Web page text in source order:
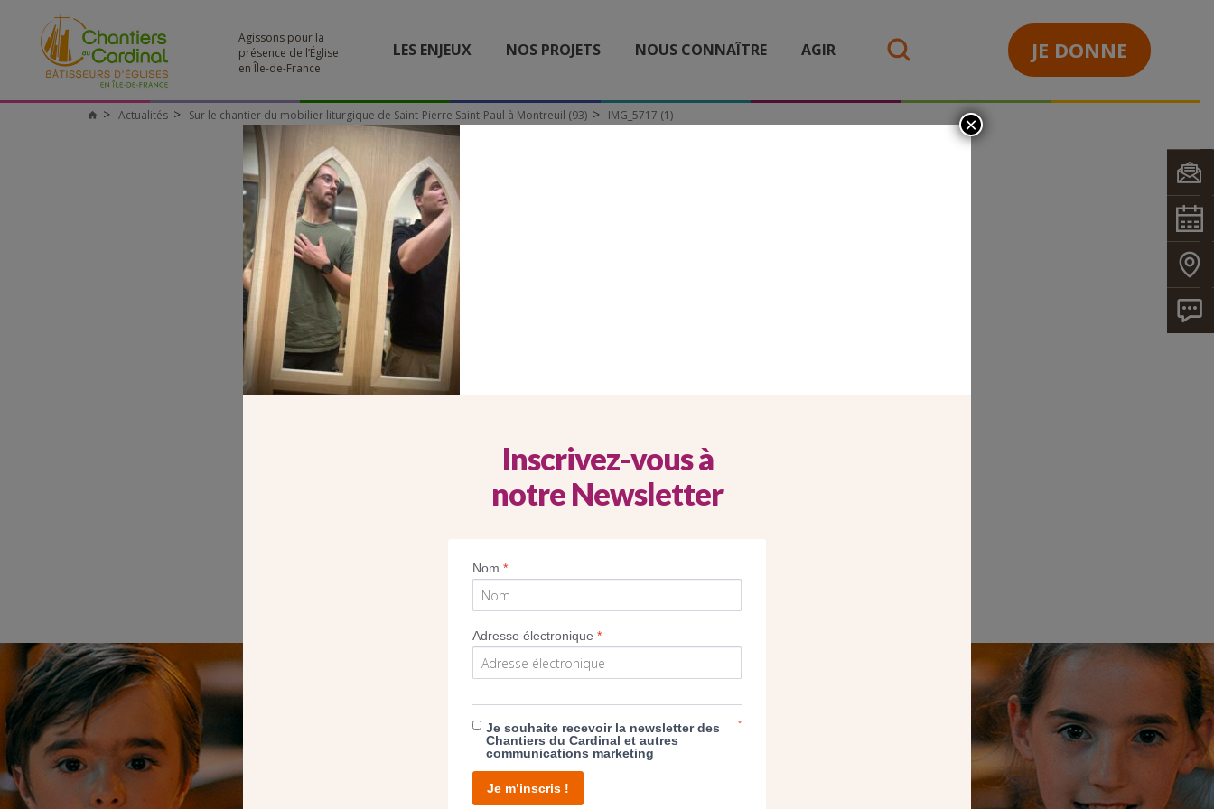
Agissons pour la
présence de l’Église
en Île-de-France
LES ENJEUX NOS PROJETS NOUS CONNAÎTRE AGIR JE DONNE
Chantiers
Actualités Sur le chantier du mobilier liturgique de Saint-Pierre Saint-Paul à Montreuil (93) IMG_5717 (1)
Imprimer
SEUL VOTRE DON
NOUS PERMET D’AGIR
Inscrivez-vous à
notre Newsletter
Nom*
Adresse électronique*
Je souhaite recevoir la newsletter des
Chantiers du Cardinal et autres
communications marketing
*
Je m’inscris !
×